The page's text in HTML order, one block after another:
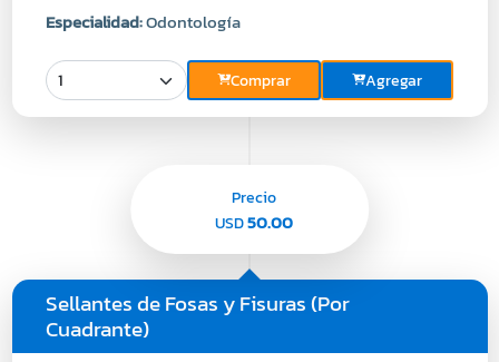
Comprar
Sellantes de Fosas y Fisuras (Por
Disponible en: Centro Médico Integra
50.00